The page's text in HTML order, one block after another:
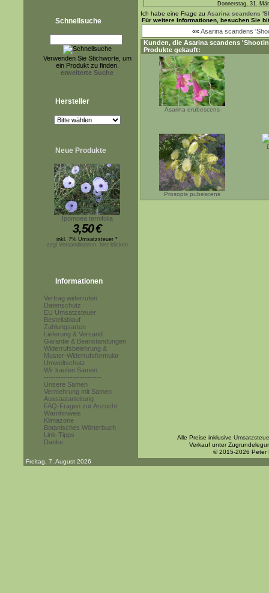
Schnellsuche
Verwenden Sie Stichworte, um
ein Produkt zu finden.
erweiterte Suche
Hersteller
Neue Produkte
Ipomoea ternifolia
3,50€
inkl. 7% Umsatzsteuer *
zzgl.Versandkosten, hier klicken
Informationen
Vertrag widerrufen
Datenschutz
EU Umsatzsteuer
Bestellablauf
Zahlungsarten
Lieferung & Versand
Garantie & Beanstandungen
Widerrufsbelehrung &
Muster-Widerrufsformular
Umweltschutz
Wir kaufen Samen
------------------------
Unsere Samen
Vermehrung mit Samen
Aussaatanleitung
FAQ-Fragen zur Anzucht
Warnhinweis
Klimazone
Botanisches Wörterbuch
Link-Tipps
Danke
Donnerstag, 31.
Ich habe eine Frage zu Asarina scandens
Für weitere Informationen, besuchen Sie
««Asarina scandens
Kunden, die Asarina scandens
Produkte gekauft:
Asarina erubescens
Prosopis pubescens
Alle Preise inklusive
Verkauf unter
© 2015-2026 Peter
Freitag, 7. August 2026